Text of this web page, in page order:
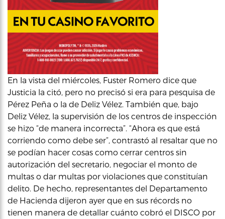
En la vista del miércoles, Fuster Romero dice que
Justicia la citó, pero no precisó si era para pesquisa de
Pérez Peña o la de Deliz Vélez. También que, bajo
Deliz Vélez, la supervisión de los centros de inspección
se hizo “de manera incorrecta”. “Ahora es que está
corriendo como debe ser”, contrastó al resaltar que no
se podían hacer cosas como cerrar centros sin
autorización del secretario, negociar el monto de
multas o dar multas por violaciones que constituían
delito. De hecho, representantes del Departamento
de Hacienda dijeron ayer que en sus récords no
tienen manera de detallar cuánto cobró el DISCO por